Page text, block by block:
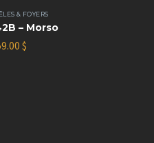
& FOYERS
– Morso
$